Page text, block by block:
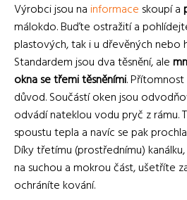
Výrobci jsou nainformace skoupí a
málokdo. Buďte ostražití a
plastových, tak i u dřevěných nebo
Standardem jsou dva těsnění, ale
okna se třemi těsněními.
důvod. Součástí oken jsou
odvádí nateklou vodu pryč z rámu.
spoustu tepla a navíc se pak
Díky třetímu (prostřednímu)
na suchou a mokrou část, ušetříte
ochráníte kování.